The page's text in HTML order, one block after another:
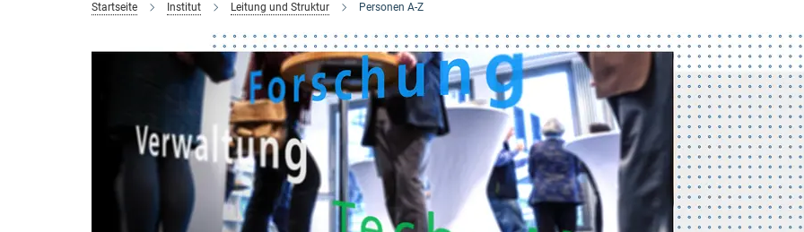
Startseite Institut Leitung und Struktur Personen A-Z